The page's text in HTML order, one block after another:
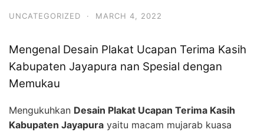
UNCATEGORIZED · MARCH 4, 2022
Mengenal Desain Plakat Ucapan Terima Kasih
Kabupaten Jayapura nan Spesial dengan
Memukau
Mengukuhkan Desain Plakat Ucapan Terima Kasih
Kabupaten Jayapura yaitu macam mujarab kuasa